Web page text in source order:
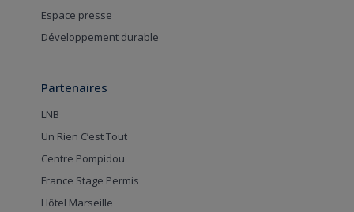
Espace presse
Développement durable
Partenaires
LNB
Un Rien C’est Tout
Centre Pompidou
France Stage Permis
Hôtel Marseille